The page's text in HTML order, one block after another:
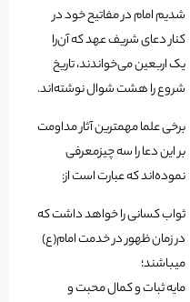
شدیم امام در مفاتیح خود در
کنار دعای شریف عهد که آن‌را
یک اربعین می‌خواندند، تاریخ
شروع را هشت شوال نوشته‌اند.
برخی علما مهم‏ترین آثار مداومت
بر این دعا را سه چیزمعرفی
نموده‌اند که عبارت است از:
ثواب کسانی را خواهد داشت که
در زمان ظهور در خدمت امام‏(ع)
می‏باشند؛
مایه ثبات و کمال محبت و